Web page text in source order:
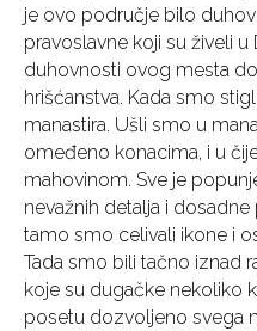
je ovo područje bilo
pravoslavne koji su živeli u
duhovnosti ovog mesta
hrišćanstva. Kada smo
manastira. Ušli smo u
omeđeno konacima, i u
mahovinom. Sve je
nevažnih detalja i
tamo smo celivali ikone i
Tada smo bili tačno iznad
koje su dugačke nekoliko
posetu dozvoljeno svega